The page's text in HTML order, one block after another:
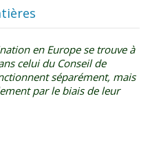
en Europe se trouve à
celui du Conseil de
séparément, mais
par le biais de leur